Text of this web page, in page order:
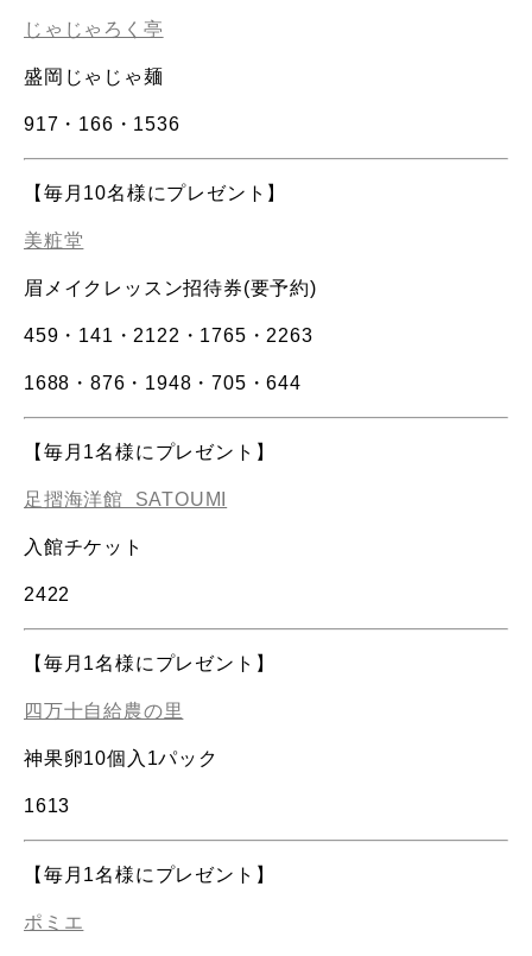
じゃじゃろく亭
盛岡じゃじゃ麺
917 ・ 166 ・ 1536
【毎月10名様にプレゼント】
美粧堂
眉メイクレッスン招待券(要予約)
459・141・2122・1765・2263
1688 ・876 ・ 1948 ・705 ・644
【毎月1名様にプレゼント】
足摺海洋館 SATOUMI
入館チケット
2422
【毎月1名様にプレゼント】
四万十自給農の里
神果卵10個入1パック
1613
【毎月1名様にプレゼント】
ポミエ